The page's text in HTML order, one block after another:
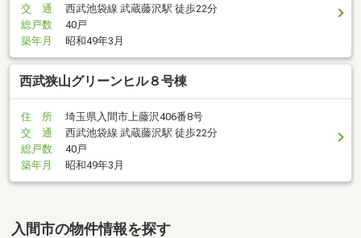
交 通
西武池袋線 武蔵藤沢駅 徒歩22分
総戸数
40戸
築年月
昭和49年3月
西武狭山グリーンヒル８号棟
住 所
埼玉県入間市上藤沢406番8号
交 通
西武池袋線 武蔵藤沢駅 徒歩22分
総戸数
40戸
築年月
昭和49年3月
入間市の物件情報を探す